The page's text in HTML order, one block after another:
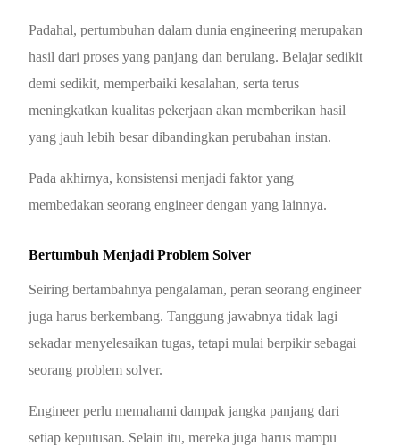
Padahal, pertumbuhan dalam dunia engineering merupakan
hasil dari proses yang panjang dan berulang. Belajar sedikit
demi sedikit, memperbaiki kesalahan, serta terus
meningkatkan kualitas pekerjaan akan memberikan hasil
yang jauh lebih besar dibandingkan perubahan instan.
Pada akhirnya, konsistensi menjadi faktor yang
membedakan seorang engineer dengan yang lainnya.
Bertumbuh Menjadi Problem Solver
Seiring bertambahnya pengalaman, peran seorang engineer
juga harus berkembang. Tanggung jawabnya tidak lagi
sekadar menyelesaikan tugas, tetapi mulai berpikir sebagai
seorang problem solver.
Engineer perlu memahami dampak jangka panjang dari
setiap keputusan. Selain itu, mereka juga harus mampu